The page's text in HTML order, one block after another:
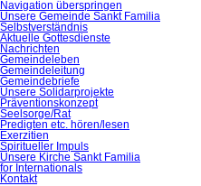
Navigation überspringen
Unsere Gemeinde Sankt Familia
Selbstverständnis
Aktuelle Gottesdienste
Nachrichten
Gemeindeleben
Gemeindeleitung
Gemeindebriefe
Unsere Solidarprojekte
Präventionskonzept
Seelsorge/Rat
Predigten etc. hören/lesen
Exerzitien
Spiritueller Impuls
Unsere Kirche Sankt Familia
for Internationals
Kontakt